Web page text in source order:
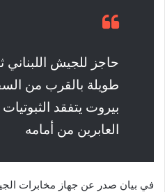
حاجز للجيش
طويلة بالقرب من
بيروت يتفقد
العابرين من أمامه
في بيان صدر عن جهاز مخابرات